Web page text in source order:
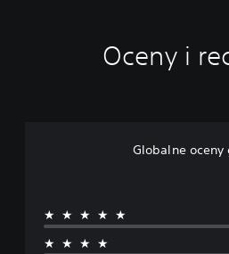
Oceny i
Globalne oceny
★★★★★
★★★★